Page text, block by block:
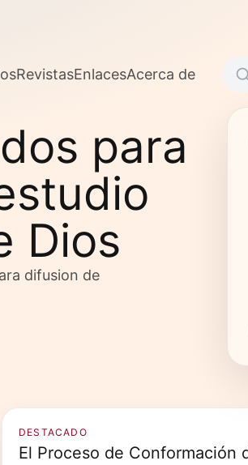
RevistasEnlacesAcerca de
para
Dios
difusion de
DESTACADO
El Proceso de Conformación